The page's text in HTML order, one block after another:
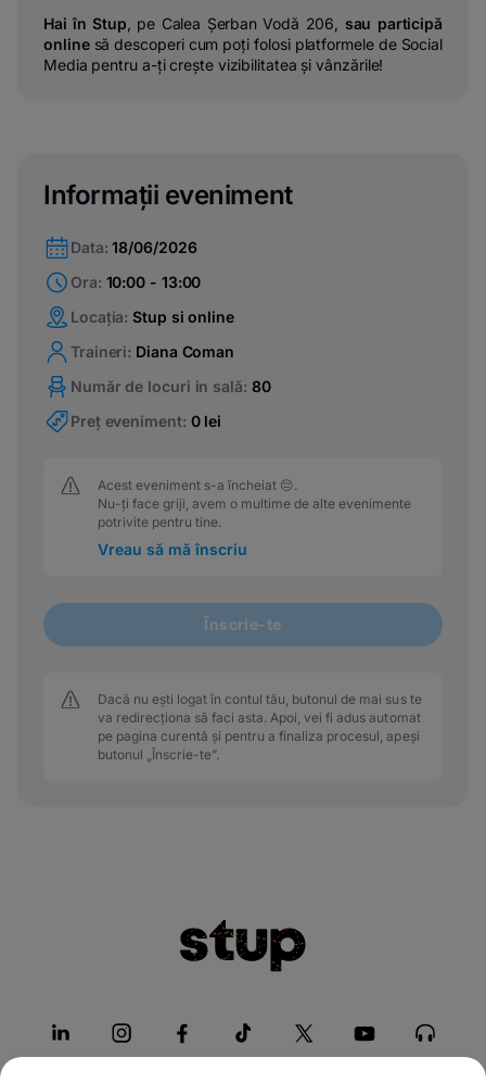
Hai în Stup , pe Calea Șerban Vodă 206,
sau participă
onlinesă descoperi cum poți folosi platformele de Social
Media pentru a-ți crește vizibilitatea și vânzările!
Informații eveniment
Data:18/06/2026
Ora: 10:00 - 13:00
Locația:Stup si online
Traineri: Diana Coman
Număr de locuri in sală: 80
Preț eveniment: 0 lei
Acest eveniment s-a încheiat 😔.
Nu-ți face griji, avem o multime de alte evenimente
potrivite pentru tine.
Vreau să mă înscriu
Înscrie-te
Dacă nu ești logat în contul tău, butonul de mai sus te
va redirecționa să faci asta. Apoi, vei fi adus automat
pe pagina curentă și pentru a finaliza procesul, apeși
butonul „Înscrie-te”.